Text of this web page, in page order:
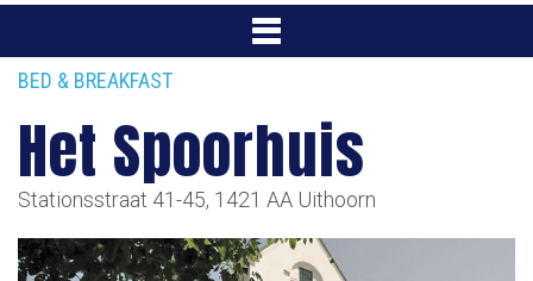
BED & BREAKFAST
Het Spoorhuis
Stationsstraat 41-45, 1421 AA Uithoorn